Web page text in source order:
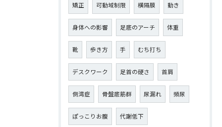
矯正 可動域制限 横隔膜 動き
身体への影響 足底のアーチ 体重
靴 歩き方 手 むち打ち
デスクワーク 足首の硬さ 首肩
側湾症 骨盤底筋群 尿漏れ 頻尿
ぽっこりお腹 代謝低下